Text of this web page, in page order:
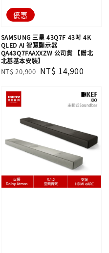
優惠
SAMSUNG 三星 43Q7F 43吋 4K
QLED AI 智慧顯示器
QA43Q7FAAXXZW 公司貨 【贈北
北基基本安裝】
Regular
NT$ 20,900 Sale
NT$ 14,900